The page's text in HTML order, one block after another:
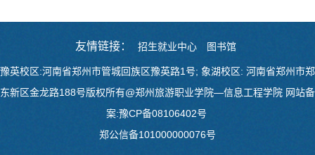
友情链接： 招生就业中心 图书馆
豫英校区:河南省郑州市管城回族区豫英路1号; 象湖校区: 河南省郑州市郑
东新区金龙路188号版权所有@郑州旅游职业学院—信息工程学院 网站备
案:豫CP备08106402号
郑公信备101000000076号